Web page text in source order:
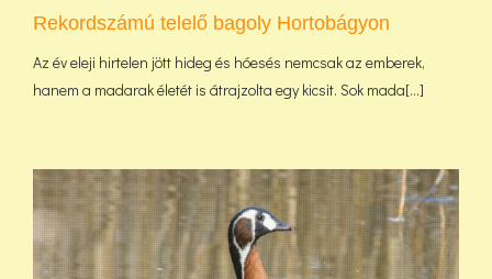
Rekordszámú telelő bagoly Hortobágyon
Az év eleji hirtelen jött hideg és hóesés nemcsak az emberek,
hanem a madarak életét is átrajzolta egy kicsit. Sok mada[...]